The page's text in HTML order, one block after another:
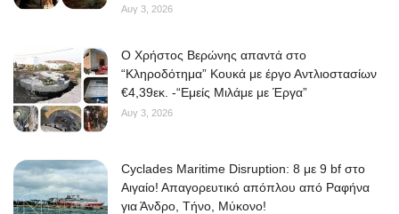
Αυγ 3, 2026
O Χρήστος Βερώνης απαντά στο
“Κληροδότημα” Κουκά με έργο Αντλιοστασίων
€4,39εκ. -“Εμείς Μιλάμε με Έργα”
Αυγ 3, 2026
Cyclades Maritime Disruption: 8 με 9 bf στο
Αιγαίο! Απαγορευτικό απόπλου από Ραφήνα
για Άνδρο, Τήνο, Μύκονο!